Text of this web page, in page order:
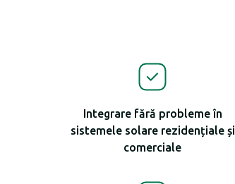
Integrare fără probleme în
sistemele solare rezidențiale și
comerciale